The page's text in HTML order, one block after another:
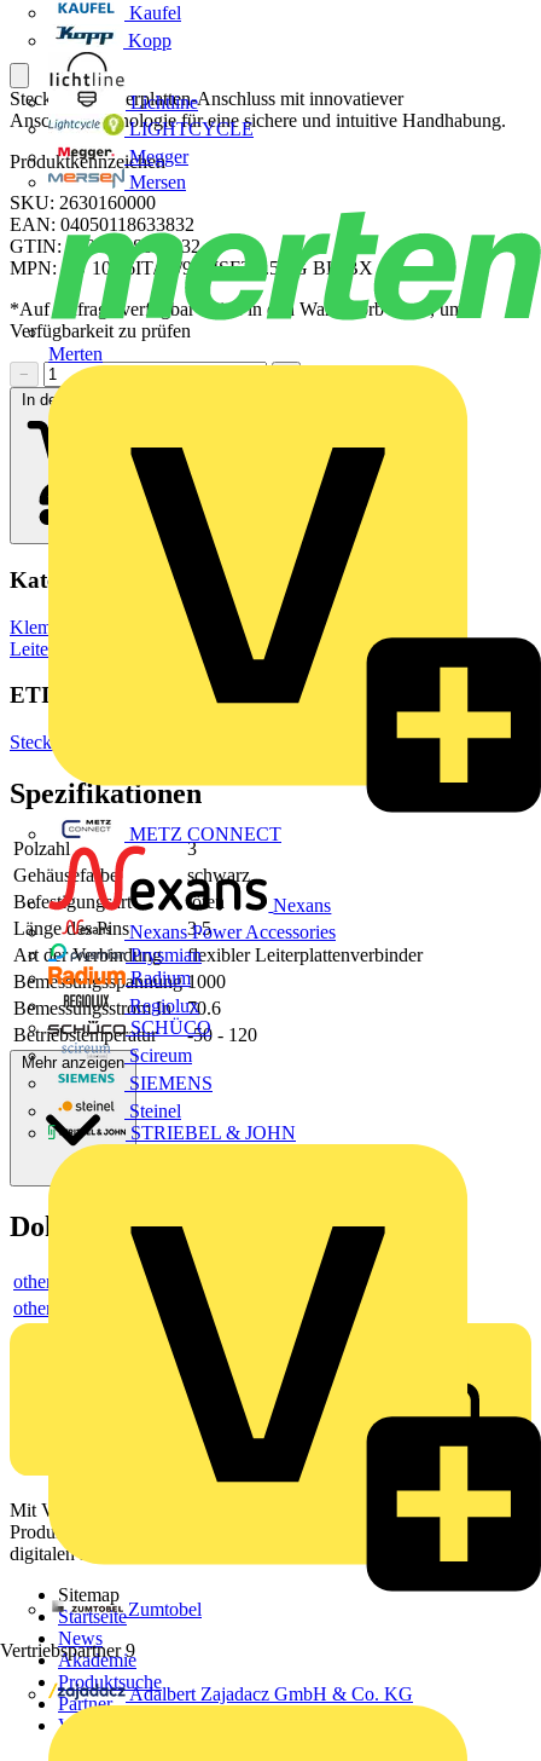
Kaufel
Kopp
Lichtline
LIGHTCYCLE
Megger
Mersen
Merten
METZ CONNECT
Nexans
Nexans Power Accessories
Prysmian
Radium
Regiolux
SCHÜCO
Scireum
SIEMENS
Steinel
STRIEBEL & JOHN
Zumtobel
Vertriebspartner 9
Adalbert Zajadacz GmbH & Co. KG
Steckbarer Leiterplatten-Anschluss mit innovatiever
Anschlusstechnologie für eine sichere und intuitive Handhabung.
Produktkennzeichen
SKU: 2630160000
EAN: 04050118633832
GTIN: 04050118633832
MPN: SU 10.16IT/03/90MSF3 3.5AG BK BX
*Auf Anfrage verfügbar - bitte in den Warenkorb legen, um
Verfügbarkeit zu prüfen
−
In den Warenkorb
Kategorien
Klemmen, Steckverbinder & Verbindungselemente
Leiterplattensteckverbinder
ETIM Group
Steckverbinder
Spezifikationen
Polzahl
3
Gehäusefarbe
schwarz
Befestigungsart
löten
Länge des Pins
3.5
Art der Verbindung
flexibler Leiterplattenverbinder
Bemessungsspannung 1000
Bemessungsstrom In
70.6
Betriebstemperatur
-50 - 120
Mehr anzeigen
Dokumente
others
others
Mit Voltimum erhalten Elektrofachkräfte Zugang zu Branchennews,
Produktinformationen, Schulungen und Tools – alles auf einer
digitalen Plattform und Community.
Sitemap
Startseite
News
Akademie
Produktsuche
Partner
Voltimum+